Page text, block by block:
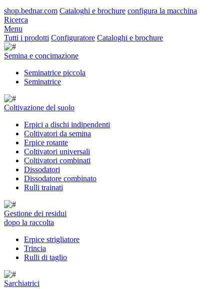
shop.bednar.com Cataloghi e brochure configura la macchina
Ricerca
Menu
Tutti i prodotti Configuratore Cataloghi e brochure
Semina e concimazione
Seminatrice piccola
Seminatrice
Coltivazione del suolo
Erpici a dischi indipendenti
Coltivatori da semina
Erpice rotante
Coltivatori universali
Coltivatori combinati
Dissodatori
Dissodatore combinato
Rulli trainati
Gestione dei residui
dopo la raccolta
Erpice strigliatore
Trincia
Rulli di taglio
Sarchiatrici